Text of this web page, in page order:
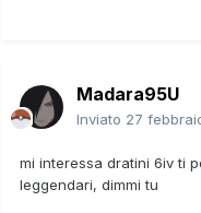
Madara95U
Inviato 27
mi interessa dratini 6iv ti
leggendari, dimmi tu